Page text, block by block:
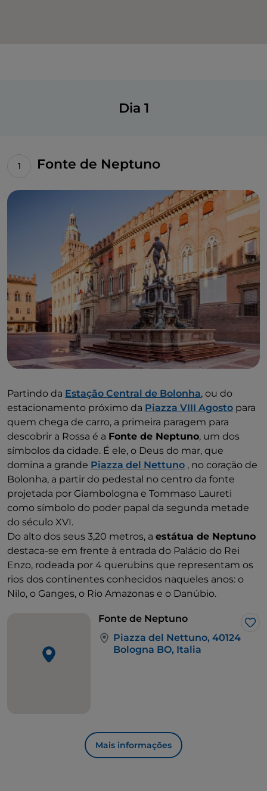
Dia 1
Fonte de Neptuno
Partindo da Estação Central de Bolonha, ou do
estacionamento próximo da Piazza VIII Agosto para
quem chega de carro, a primeira paragem para
descobrir a Rossa é a Fonte de Neptuno, um dos
símbolos da cidade. É ele, o Deus do mar, que
domina a grande Piazza del Nettuno , no coração de
Bolonha, a partir do pedestal no centro da fonte
projetada por Giambologna e Tommaso Laureti
como símbolo do poder papal da segunda metade
do século XVI.
Do alto dos seus 3,20 metros, a estátua de Neptuno
destaca-se em frente à entrada do Palácio do Rei
Enzo, rodeada por 4 querubins que representam os
rios dos continentes conhecidos naqueles anos: o
Nilo, o Ganges, o Rio Amazonas e o Danúbio.
Fonte de Neptuno
Piazza del Nettuno, 40124
Bologna BO, Italia
Mais informações